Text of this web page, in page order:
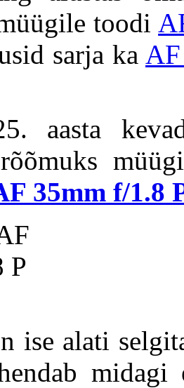
toodi
sarja ka
aasta
35mm f/1.8
ise alati